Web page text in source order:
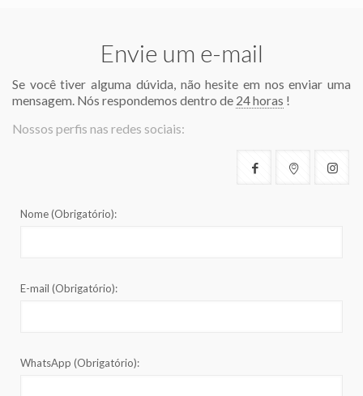
Envie um e-mail
Se você tiver alguma dúvida, não hesite em nos enviar uma
mensagem. Nós respondemos dentro de 24 horas !
Nossos perfis nas redes sociais:
Nome (Obrigatório):
E-mail (Obrigatório):
WhatsApp (Obrigatório):